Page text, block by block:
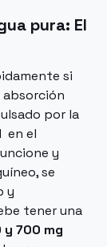
pura: El
si
absorción
por la
en el
y
se
y
tener una
y 700 mg